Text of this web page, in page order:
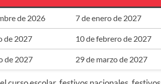
de 2026 7 de enero de 2027
de 2027 10 de febrero de 2027
de 2027 29 de marzo de 2027